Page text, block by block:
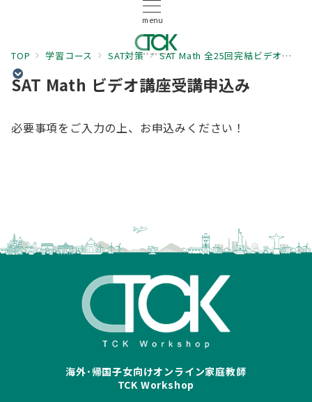
menu
TOP 学習コース SAT対策 SAT Math 全25回完結ビデオ講座 〜これで700オーバー！〜
SAT Math ビデオ講座受講申込み
必要事項をご入力の上、お申込みください！
海外･帰国子女向けオンライン家庭教師
TCK Workshop